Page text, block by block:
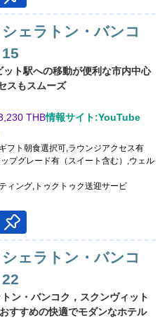
ェラトン・バンコ
ト駅への移動が便利な市内中心
スもスムーズ
THB情報サイト:YouTube
フト朝食選択可,ラウンジアクセス有
プグレード有（スイート含む）,ウェル
ィング,トゥクトゥク送迎サービ
ェラトン・バンコ
ン・バンコク，スクンヴィット
すすめの快適でモダンなホテル